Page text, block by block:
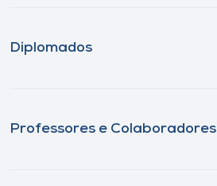
Diplomados
Professores e Colaboradores